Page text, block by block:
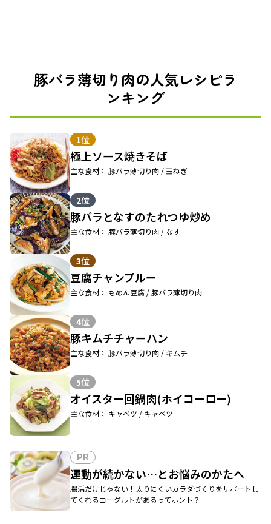
豚バラ薄切り肉の人気レシピラ
ンキング
1位
極上ソース焼きそば
主な食材： 豚バラ薄切り肉 / 玉ねぎ
2位
豚バラとなすのたれつゆ炒め
主な食材： 豚バラ薄切り肉 / なす
3位
豆腐チャンプルー
主な食材： もめん豆腐 / 豚バラ薄切り肉
4位
豚キムチチャーハン
主な食材： 豚バラ薄切り肉 / キムチ
5位
オイスター回鍋肉(ホイコーロー)
主な食材： キャベツ / キャベツ
PR
運動が続かない…とお悩みのかたへ
腸活だけじゃない！太りにくいカラダづくりをサポートし
てくれるヨーグルトがあるってホント？